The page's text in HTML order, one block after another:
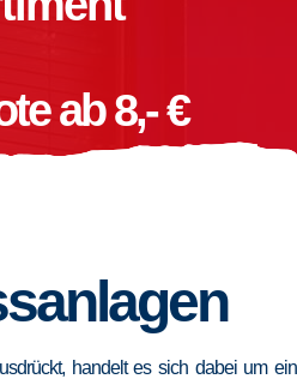
ab 8,- €
handelt es sich dabei um ein